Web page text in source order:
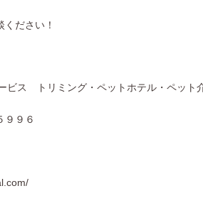
ださい！
ビス トリミング・ペットホテル・ペット
９９６